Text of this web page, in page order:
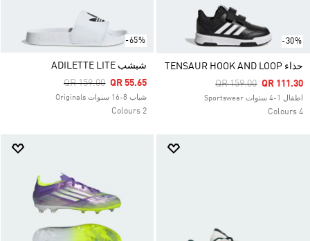
-30%
حذاء TENSAUR HOOK AND LOOP
Price Reduced From
QR 159.00ToQR 111.30
اطفال 1-4 سنوات Sportswear
4 Colours
-65%
شبشب ADILETTE LITE
Price Reduced From
QR 159.00ToQR 55.65
شباب 8-16 سنوات Originals
2 Colours